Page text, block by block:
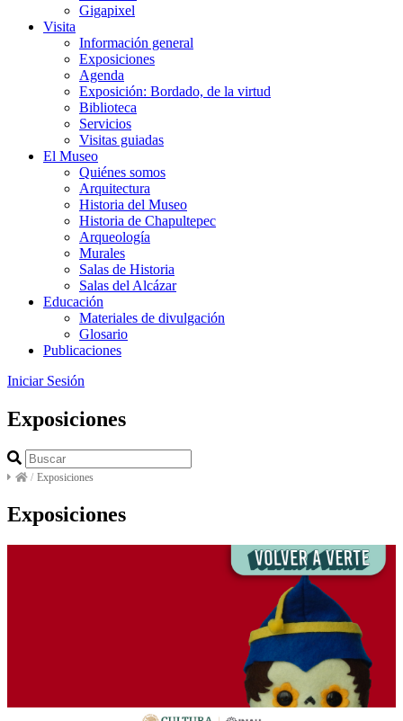
Gigapixel
Visita
Información general
Exposiciones
Agenda
Exposición: Bordado, de la virtud
Biblioteca
Servicios
Visitas guiadas
El Museo
Quiénes somos
Arquitectura
Historia del Museo
Historia de Chapultepec
Arqueología
Murales
Salas de Historia
Salas del Alcázar
Educación
Materiales de divulgación
Glosario
Publicaciones
Iniciar Sesión
Exposiciones
/ Exposiciones
Exposiciones